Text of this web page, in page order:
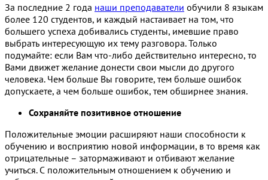
За последние 2 года наши преподаватели обучили 8 языкам
более 120 студентов, и каждый настаивает на том, что
большего успеха добивались студенты, имевшие право
выбрать интересующую их тему разговора. Только
подумайте: если Вам что-либо действительно интересно, то
Вами движет желание донести свои мысли до другого
человека. Чем больше Вы говорите, тем больше ошибок
допускаете, а чем больше ошибок, тем обширнее знания.
Сохраняйте позитивное отношение
Положительные эмоции расширяют наши способности к
обучению и восприятию новой информации, в то время как
отрицательные – затормаживают и отбивают желание
учиться. С положительным отношением к обучению и